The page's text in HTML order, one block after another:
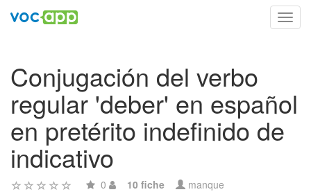
Conjugación del verbo
regular 'deber' en español
en pretérito indefinido de
indicativo
0 10 fiche manque